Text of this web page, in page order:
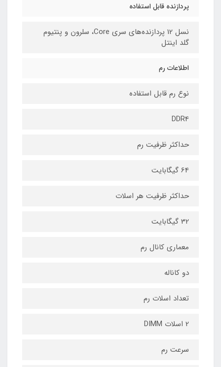
پردازنده قابل استفاده
نسل 12 پردازنده‌های سری Core، سلرون و پنتیوم
گلد اینتل
اطلاعات رم
نوع رم قابل استفاده
DDR4
حداکثر ظرفیت رم
64 گیگابایت
حداکثر ظرفیت هر اسلات
32 گیگابایت
معماری کانال رم
دو کاناله
تعداد اسلات رم
2 اسلات DIMM
سرعت رم